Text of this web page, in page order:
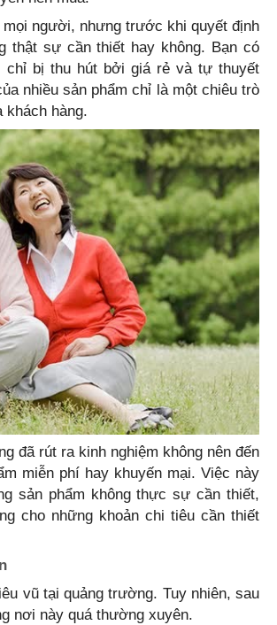
người, nhưng trước khi quyết định
thật sự cần thiết hay không. Bạn có
chỉ bị thu hút bởi giá rẻ và tự thuyết
nhiều sản phẩm chỉ là một chiêu trò
khách hàng.
đã rút ra kinh nghiệm không nên đến
miễn phí hay khuyến mại. Việc này
sản phẩm không thực sự cần thiết,
cho những khoản chi tiêu cần thiết
vũ tại quảng trường. Tuy nhiên, sau
nơi này quá thường xuyên.